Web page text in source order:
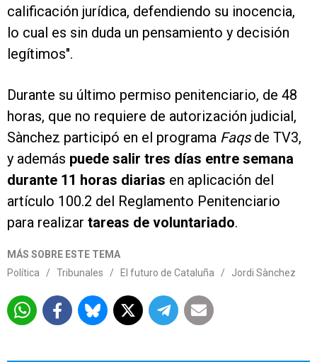
calificación jurídica, defendiendo su inocencia,
lo cual es sin duda un pensamiento y decisión
legítimos".
Durante su último permiso penitenciario, de 48
horas, que no requiere de autorización judicial,
Sànchez participó en el programa Faqsde TV3,
y además puede salir tres días entre semana
durante 11 horas diarias en aplicación del
artículo 100.2 del Reglamento Penitenciario
para realizar tareas de voluntariado.
MÁS SOBRE ESTE TEMA
Política
/ Tribunales / El futuro de Cataluña / Jordi Sànchez